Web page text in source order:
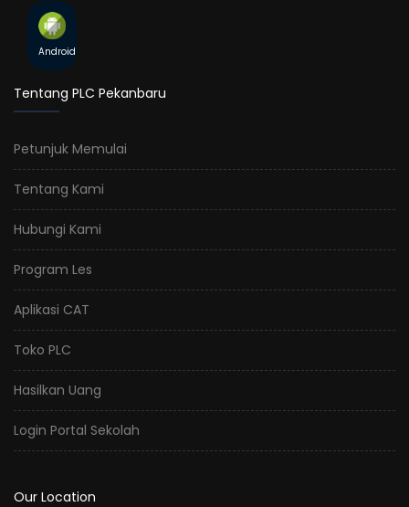
Android
Tentang PLC Pekanbaru
Petunjuk Memulai
Tentang Kami
Hubungi Kami
Program Les
Aplikasi CAT
Toko PLC
Hasilkan Uang
Login Portal Sekolah
Our Location